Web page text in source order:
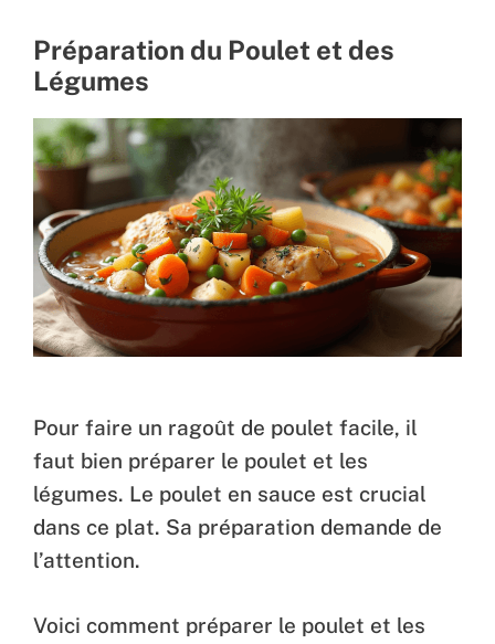
Préparation du Poulet et des
Légumes
Pour faire un ragoût de poulet facile, il
faut bien préparer le poulet et les
légumes. Le poulet en sauce est crucial
dans ce plat. Sa préparation demande de
l’attention.
Voici comment préparer le poulet et les